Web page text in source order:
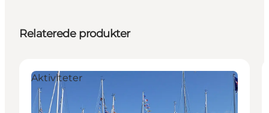
Relaterede produkter
Aktiviteter